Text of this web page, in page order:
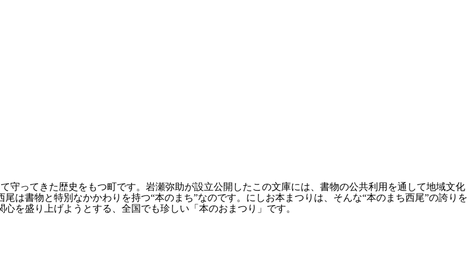
守ってきた歴史をもつ町です。岩瀬弥助が設立公開したこの文庫には、書物の公共利用を通して地域文化
は書物と特別なかかわりを持つ“本のまち”なのです。にしお本まつりは、そんな“本のまち西尾”の誇りを
を盛り上げようとする、全国でも珍しい「本のおまつり」です。